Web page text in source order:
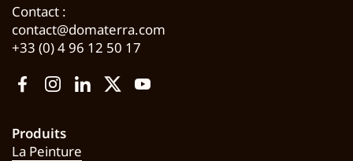
Contact :
contact@domaterra.com
+33 (0) 4 96 12 50 17
FacebookInstagram
LinkedIn
TwitterYouTube
Produits
La Peinture